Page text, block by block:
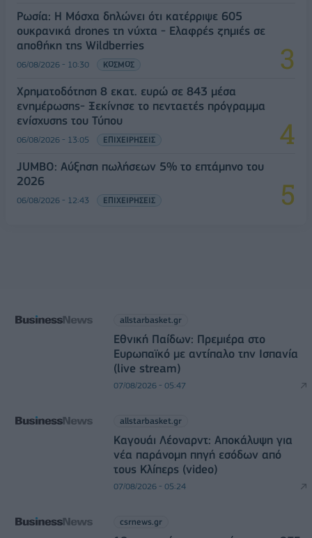
Ρωσία: Η Μόσχα δηλώνει ότι κατέρριψε 605
ουκρανικά drones τη νύχτα - Ελαφρές ζημιές σε
αποθήκη της Wildberries
06/08/2026 - 10:30 ΚΟΣΜΟΣ
Χρηματοδότηση 8 εκατ. ευρώ σε 843 μέσα
ενημέρωσης- Ξεκίνησε το πενταετές πρόγραμμα
ενίσχυσης του Τύπου
06/08/2026 - 13:05 ΕΠΙΧΕΙΡΗΣΕΙΣ
JUMBO: Αύξηση πωλήσεων 5% το επτάμηνο του
2026
06/08/2026 - 12:43 ΕΠΙΧΕΙΡΗΣΕΙΣ
allstarbasket.gr
Εθνική Παίδων: Πρεμιέρα στο
Ευρωπαϊκό με αντίπαλο την Ισπανία
(live stream)
07/08/2026 - 05:47
allstarbasket.gr
Καγουάι Λέοναρντ: Αποκάλυψη για
νέα παράνομη πηγή εσόδων από
τους Κλίπερς (video)
07/08/2026 - 05:24
csrnews.gr